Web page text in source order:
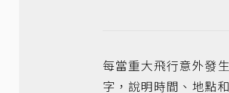
每當重大飛行意外發
字，說明時間、地點